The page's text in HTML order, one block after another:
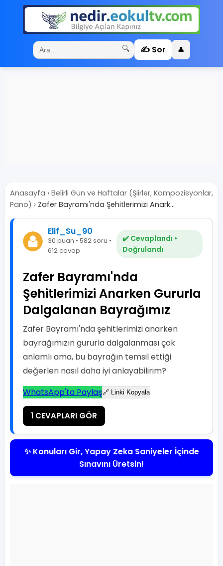
🔍 ✍️ Sor 👤
Anasayfa › Belirli Gün ve Haftalar (Şiirler, Kompozisyonlar,
Pano) › Zafer Bayramı'nda Şehitlerimizi Anark...
Elif_Su_90
30 puan • 582 soru •
612 cevap
✔️ Cevaplandı •
Doğrulandı
Zafer Bayramı'nda
Şehitlerimizi Anarken Gururla
Dalgalanan Bayrağımız
Zafer Bayramı'nda şehitlerimizi anarken
bayrağımızın gururla dalgalanması çok
anlamlı ama, bu bayrağın temsil ettiği
değerleri nasıl daha iyi anlayabilirim?
WhatsApp'ta Paylaş🔗 Linki Kopyala
1 CEVAPLARI GÖR
✨ Konuları Gir, Yapay Zeka Saniyeler İçinde
Sınavını Üretsin!